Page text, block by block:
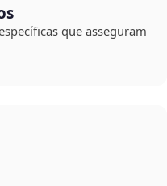
que asseguram